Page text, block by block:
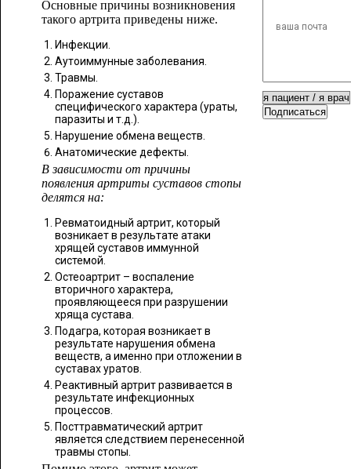
Основные причины возникновения
такого артрита приведены ниже.
Инфекции.
Аутоиммунные заболевания.
Травмы.
Поражение суставов
специфического характера (ураты,
паразиты и т.д.).
Нарушение обмена веществ.
Анатомические дефекты.
В зависимости от причины
появления артриты суставов стопы
делятся на:
Ревматоидный артрит, который
возникает в результате атаки
хрящей суставов иммунной
системой.
Остеоартрит – воспаление
вторичного характера,
проявляющееся при разрушении
хряща сустава.
Подагра, которая возникает в
результате нарушения обмена
веществ, а именно при отложении в
суставах уратов.
Реактивный артрит развивается в
результате инфекционных
процессов.
Посттравматический артрит
является следствием перенесенной
травмы стопы.
Подписаться